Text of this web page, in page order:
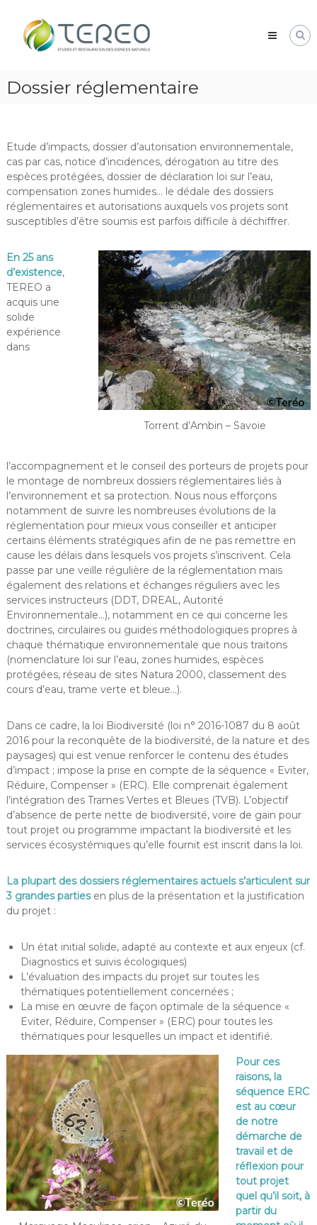
content
TEREO
étude
espaces
naturels
Dossier réglementaire
Etude d’impacts, dossier d’autorisation environnementale,
cas par cas, notice d’incidences, dérogation au titre des
espèces protégées, dossier de déclaration loi sur l’eau,
compensation zones humides… le dédale des dossiers
réglementaires et autorisations auxquels vos projets sont
susceptibles d’être soumis est parfois difficile à déchiffrer.
Torrent d’Ambin – Savoie
En 25 ans
d’existence,
TEREO a
acquis une
solide
expérience
dans
l’accompagnement et le conseil des porteurs de projets pour
le montage de nombreux dossiers réglementaires liés à
l’environnement et sa protection. Nous nous efforçons
notamment de suivre les nombreuses évolutions de la
réglementation pour mieux vous conseiller et anticiper
certains éléments stratégiques afin de ne pas remettre en
cause les délais dans lesquels vos projets s’inscrivent. Cela
passe par une veille régulière de la réglementation mais
également des relations et échanges réguliers avec les
services instructeurs (DDT, DREAL, Autorité
Environnementale…), notamment en ce qui concerne les
doctrines, circulaires ou guides méthodologiques propres à
chaque thématique environnementale que nous traitons
(nomenclature loi sur l’eau, zones humides, espèces
protégées, réseau de sites Natura 2000, classement des
cours d’eau, trame verte et bleue…).
Dans ce cadre, la loi Biodiversité (loi n° 2016-1087 du 8 août
2016 pour la reconquête de la biodiversité, de la nature et des
paysages) qui est venue renforcer le contenu des études
d’impact ; impose la prise en compte de la séquence « Eviter,
Réduire, Compenser » (ERC). Elle comprenait également
l’intégration des Trames Vertes et Bleues (TVB). L’objectif
d’absence de perte nette de biodiversité, voire de gain pour
tout projet ou programme impactant la biodiversité et les
services écosystémiques qu’elle fournit est inscrit dans la loi.
La plupart des dossiers réglementaires actuels s’articulent sur
3 grandes partiesen plus de la présentation et la justification
du projet :
Un état initial solide, adapté au contexte et aux enjeux (cf.
Diagnostics et suivis écologiques)
L’évaluation des impacts du projet sur toutes les
thématiques potentiellement concernées ;
La mise en œuvre de façon optimale de la séquence «
Eviter, Réduire, Compenser » (ERC) pour toutes les
thématiques pour lesquelles un impact et identifié.
Pour ces
raisons, la
séquence ERC
est au cœur
de notre
démarche de
travail et de
réflexion pour
tout projet
quel qu’il soit, à
partir du